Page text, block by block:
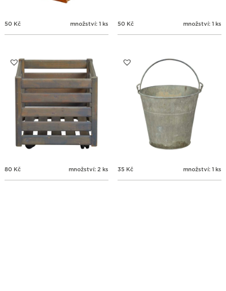
50 Kč množství: 1 ks 50 Kč množství: 1 ks
80 Kč množství: 2 ks 35 Kč množství: 1 ks